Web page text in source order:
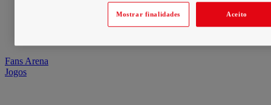
Fans Arena
Jogos
Mostrar finalidades Aceito